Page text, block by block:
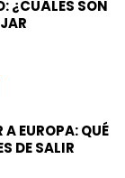
¿CUÁLES SON
EUROPA: QUÉ
DE SALIR